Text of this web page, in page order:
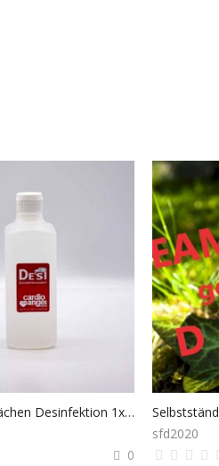
Hand und Flächen Desinfektion 1x500ml Ethanol
0
sfd2020